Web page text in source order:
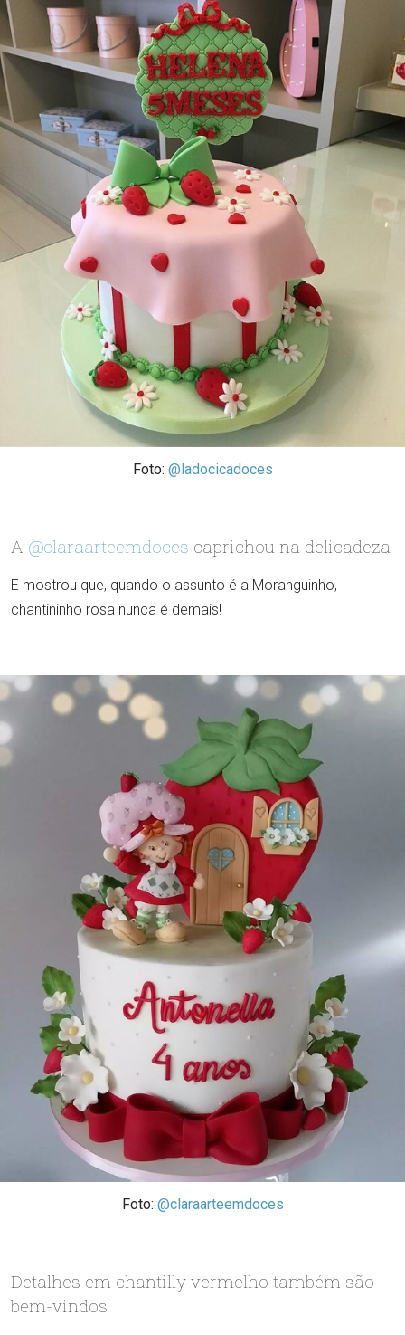
Foto: @ladocicadoces
A @claraarteemdoces caprichou na delicadeza
E mostrou que, quando o assunto é a Moranguinho,
chantininho rosa nunca é demais!
Foto: @claraarteemdoces
Detalhes em chantilly vermelho também são
bem-vindos